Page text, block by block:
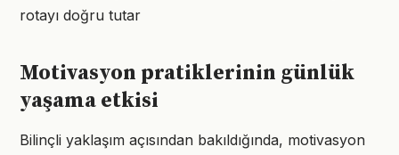
rotayı doğru tutar
Motivasyon pratiklerinin günlük
yaşama etkisi
Bilinçli yaklaşım açısından bakıldığında, motivasyon